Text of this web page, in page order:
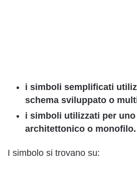
i simboli semplificati
schema sviluppato o
i simboli utilizzati per
architettonico o monofilo.
I simbolo si trovano su: